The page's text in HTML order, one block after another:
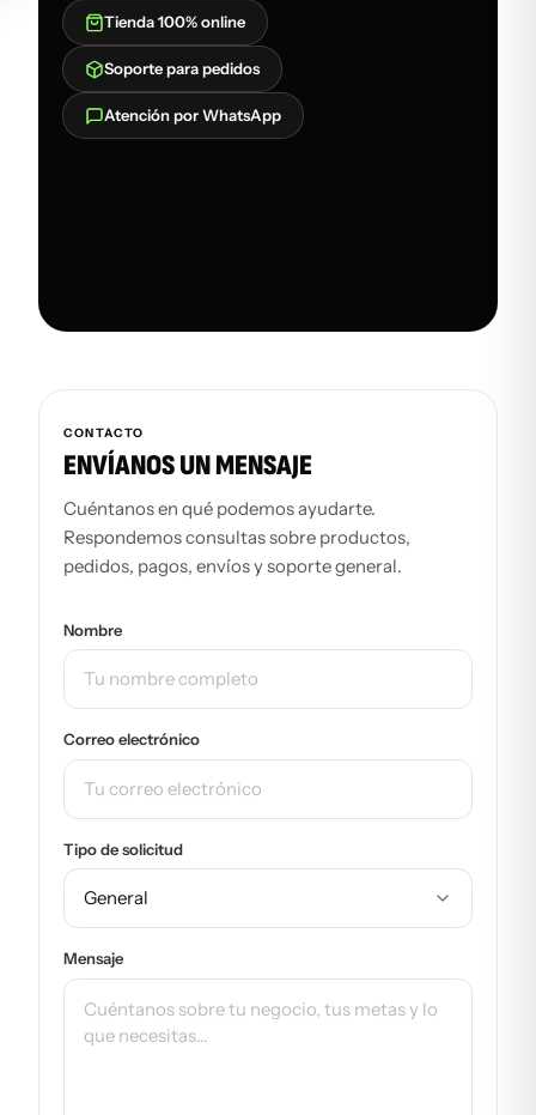
Tienda 100% online
Soporte para pedidos
Atención por WhatsApp
CONTACTO
ENVÍANOS UN MENSAJE
Cuéntanos en qué podemos ayudarte.
Respondemos consultas sobre productos,
pedidos, pagos, envíos y soporte general.
Nombre
Correo electrónico
Tipo de solicitud
Mensaje